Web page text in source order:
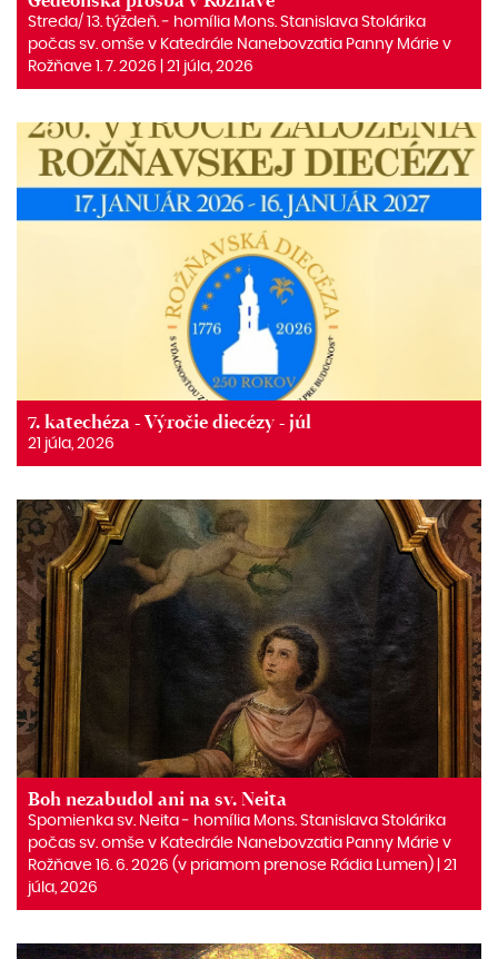
Streda/ 13. týždeň. ‒ homília Mons. Stanislava Stolárika
počas sv. omše v Katedrále Nanebovzatia Panny Márie v
Rožňave 1. 7. 2026 | 21 júla, 2026
7. katechéza - Výročie diecézy - júl
21 júla, 2026
Boh nezabudol ani na sv. Neita
Spomienka sv. Neita ‒ homília Mons. Stanislava Stolárika
počas sv. omše v Katedrále Nanebovzatia Panny Márie v
Rožňave 16. 6. 2026 (v priamom prenose Rádia Lumen) | 21
júla, 2026